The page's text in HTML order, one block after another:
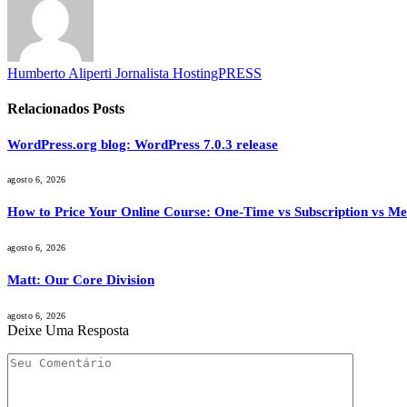
Humberto Aliperti Jornalista HostingPRESS
Relacionados Posts
WordPress.org blog: WordPress 7.0.3 release
agosto 6, 2026
How to Price Your Online Course: One-Time vs Subscription vs
agosto 6, 2026
Matt: Our Core Division
agosto 6, 2026
Deixe Uma Resposta